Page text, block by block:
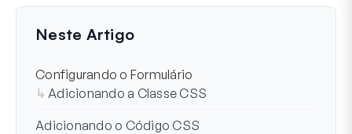
Última atualização em 10 de nov. de 2024
Neste Artigo
Configurando o Formulário
Adicionando a Classe CSS
Adicionando o Código CSS